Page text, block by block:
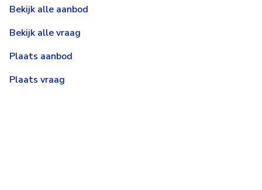
Bekijk alle aanbod
Bekijk alle vraag
Plaats aanbod
Plaats vraag